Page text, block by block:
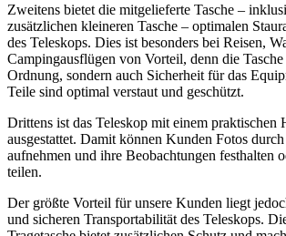
Zweitens bietet die mitgelieferte Tasche –
zusätzlichen kleineren Tasche – optimalen
des Teleskops. Dies ist besonders bei Reisen,
Campingausflügen von Vorteil, denn die
Ordnung, sondern auch Sicherheit für das
Teile sind optimal verstaut und geschützt.
Drittens ist das Teleskop mit einem praktischen
ausgestattet. Damit können Kunden Fotos
aufnehmen und ihre Beobachtungen festhalten
teilen.
Der größte Vorteil für unsere Kunden liegt
und sicheren Transportabilität des Teleskops.